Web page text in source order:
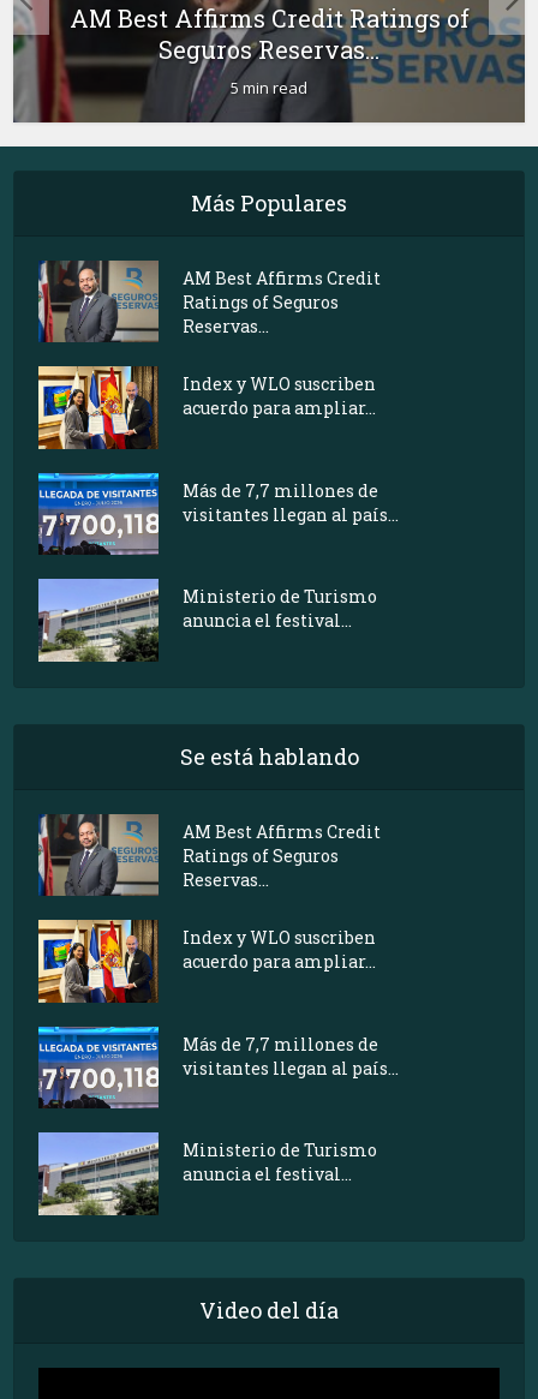
AM Best Affirms Credit Ratings of
Seguros Reservas...
5 min read
Más Populares
AM Best Affirms Credit
Ratings of Seguros
Reservas...
Index y WLO suscriben
acuerdo para ampliar...
Más de 7,7 millones de
visitantes llegan al país...
Ministerio de Turismo
anuncia el festival...
Se está hablando
AM Best Affirms Credit
Ratings of Seguros
Reservas...
Index y WLO suscriben
acuerdo para ampliar...
Más de 7,7 millones de
visitantes llegan al país...
Ministerio de Turismo
anuncia el festival...
Video del día